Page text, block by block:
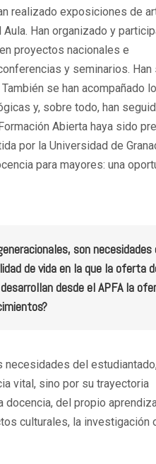
realizado exposiciones de
Han organizado y
proyectos nacionales e
y seminarios. Han
se han acompañado
y, sobre todo, han
Abierta haya sido
por la Universidad de
para mayores: una
son necesidades
de vida en la que la oferta
desde el APFA la
del
vital, sino por su trayectoria
del propio
culturales, la investigación